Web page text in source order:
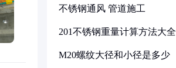
不锈钢通风 管道施工
201不锈钢重量计算方法大全
M20螺纹大径和小径是多少